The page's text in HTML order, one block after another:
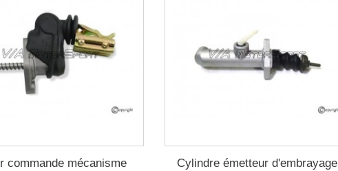
commande mécanisme
Cylindre émetteur d'embrayage